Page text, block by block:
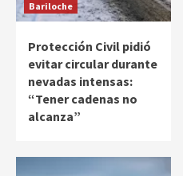
Bariloche
Protección Civil pidió
evitar circular durante
nevadas intensas:
“Tener cadenas no
alcanza”